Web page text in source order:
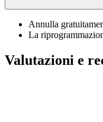
Annulla
La
Valutazioni e